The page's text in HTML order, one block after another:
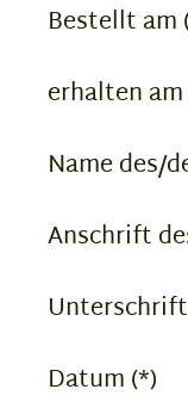
Bestellt am
erhalten
Name des/
Anschrift
Datum (*)